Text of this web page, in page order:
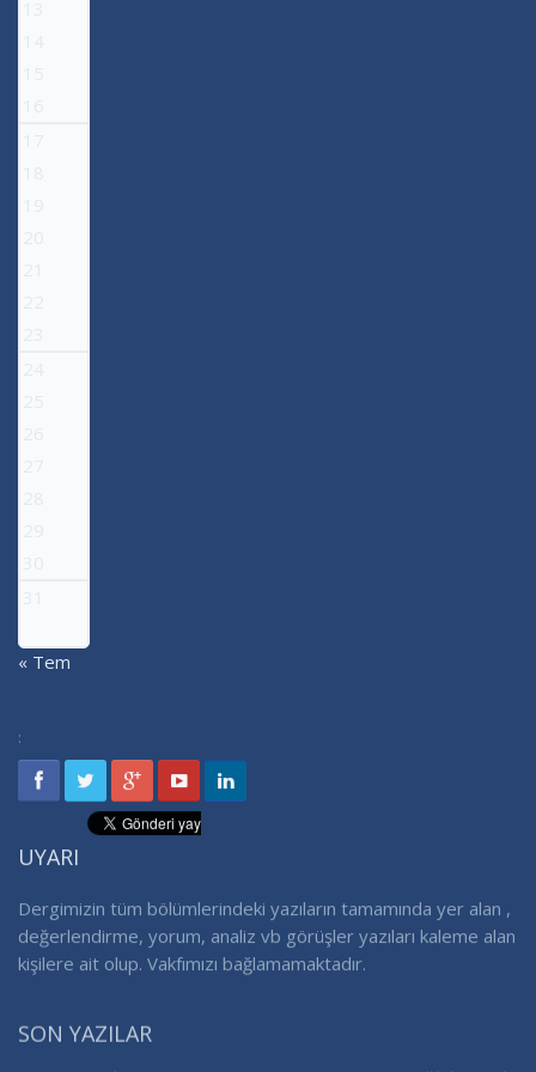
13
14
15
16
17
18
19
20
21
22
23
24
25
26
27
28
29
30
31
« Tem
:
UYARI
Dergimizin tüm bölümlerindeki yazıların tamamında yer alan ,
değerlendirme, yorum, analiz vb görüşler yazıları kaleme alan
kişilere ait olup. Vakfımızı bağlamamaktadır.
SON YAZILAR